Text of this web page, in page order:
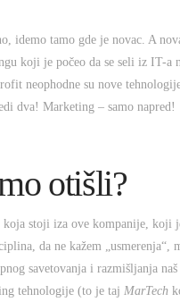
idemo tamo gde je novac. A
koji je počeo da se seli iz IT-a
neophodne su nove
dva! Marketing – samo napred!
otišli?
koja stoji iza ove kompanije, koji
da ne kažem „usmerenja“,
savetovanja i razmišljanja naš
tehnologije (to je taj MarTech